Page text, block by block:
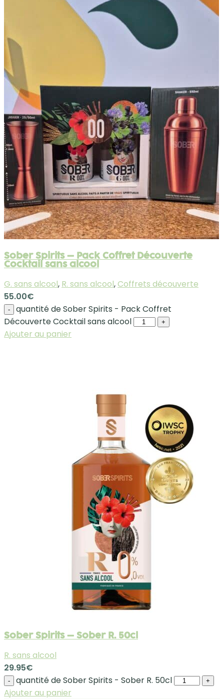
Sober Spirits – Pack Coffret Découverte
Cocktail sans alcool
G. sans alcool, R. sans alcool,Coffrets découverte
55.00€
-
quantité de Sober Spirits - Pack Coffret
Découverte Cocktail sans alcool
+
Ajouter au panier
Sober Spirits – Sober R. 50cl
R. sans alcool
29.95€
- quantité de Sober Spirits - Sober R. 50cl +
Ajouter au panier